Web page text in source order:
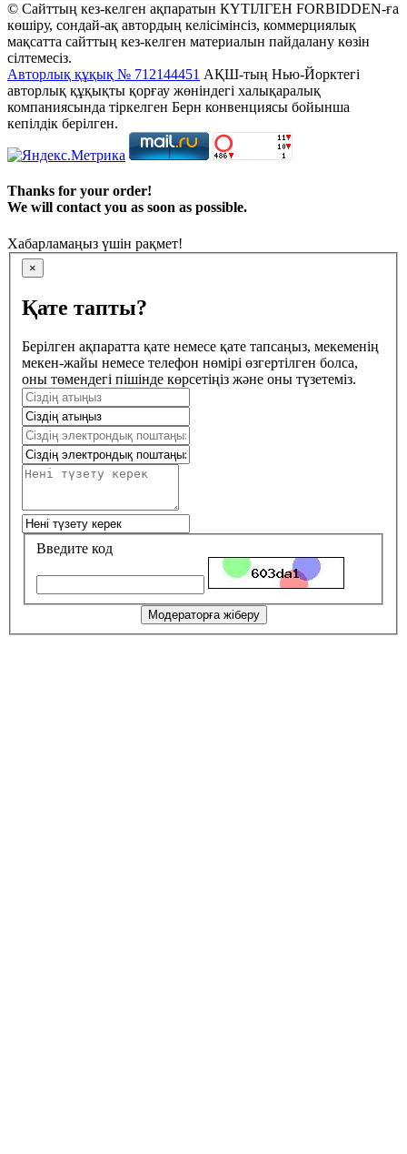
© Сайттың кез-келген ақпаратын КҮТІЛГЕН FORBIDDEN-ға
көшіру, сондай-ақ автордың келісімінсіз, коммерциялық
мақсатта сайттың кез-келген материалын пайдалану көзін
сілтемесіз.
Авторлық құқық № 712144451 АҚШ-тың Нью-Йорктегі
авторлық құқықты қорғау жөніндегі халықаралық
компаниясында тіркелген Берн конвенциясы бойынша
кепілдік берілген.
Thanks for your order!
We will contact you as soon as possible.
Хабарламаңыз үшін рақмет!
×
Қате тапты?
Берілген ақпаратта қате немесе қате тапсаңыз, мекеменің
мекен-жайы немесе телефон нөмірі өзгертілген болса,
оны төмендегі пішінде көрсетіңіз және оны түзетеміз.
Введите код
Модераторға жіберу